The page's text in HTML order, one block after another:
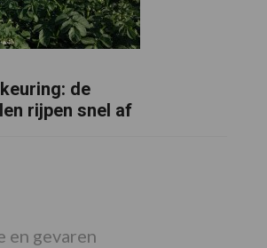
de
rijpen snel af
en gevaren